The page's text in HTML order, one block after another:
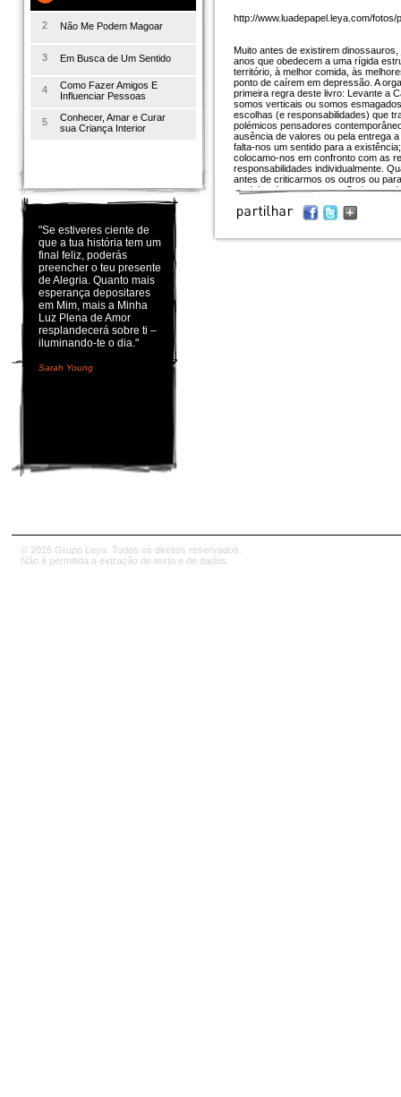
2 Não Me Podem Magoar
3 Em Busca de Um Sentido
4
Como Fazer Amigos E
Influenciar Pessoas
5
Conhecer, Amar e Curar
sua Criança Interior
"Se estiveres ciente de
que a tua história tem um
final feliz, poderás
preencher o teu presente
de Alegria. Quanto mais
esperança depositares
em Mim, mais a Minha
Luz Plena de Amor
resplandecerá sobre ti –
iluminando-te o dia."
Sarah Young
http://www.luadepapel.leya.com/
Muito antes de existirem
anos que obedecem a uma rígida
território, à melhor comida, às
ponto de caírem em depressão. A
primeira regra deste livro: Levante a
somos verticais ou somos
escolhas (e responsabilidades) que
polémicos pensadores
ausência de valores ou pela entrega
falta-nos um sentido para a
colocamo-nos em confronto com as
responsabilidades individualmente.
antes de criticarmos os outros ou
modelos de pensamento. Cada uma
uma obra corajosa, transformadora,
ascender à ribalta mundial nos
endireitar as costas, o triunfo não
© 2026 Grupo Leya. Todos os direitos reservados.
Não é permitida a extração de texto e de dados.